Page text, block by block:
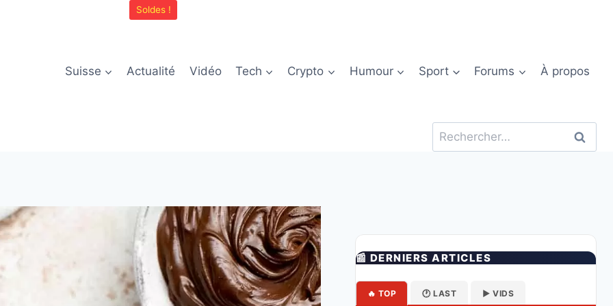
Soldes !
Suisse Actualité Vidéo Tech Crypto Humour Sport Forums À propos
Rechercher :
📰 DERNIERS ARTICLES
🔥 TOP 🕐 LAST ▶️ VIDS